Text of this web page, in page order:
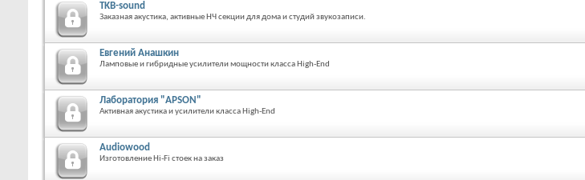
TKB-sound
Заказная акустика, активные НЧ секции для дома и студий звукозаписи.
Евгений Анашкин
Ламповые и гибридные усилители мощности класса High-End
Лаборатория "APSON"
Активная акустика и усилители класса Нigh-End
Audiowood
Изготовление Hi-Fi стоек на заказ